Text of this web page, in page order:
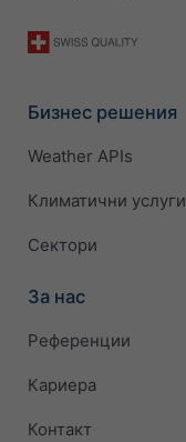
Бизнес решения
Weather APIs
Климатични услуги
Сектори
За нас
Референции
Кариера
Контакт